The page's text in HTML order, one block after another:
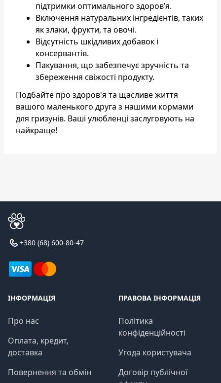
підтримки оптимального здоров’я.
Включення натуральних інгредієнтів, таких
як злаки, фрукти, та овочі.
Відсутність шкідливих добавок і
консервантів.
Пакування, що забезпечує зручність та
збереження свіжості продукту.
Подбайте про здоров'я та щасливе життя
вашого маленького друга з нашими кормами
для гризунів. Ваші улюбленці заслуговують на
найкраще!
+380 (68) 600-80-47
ІНФОРМАЦІЯ
Про нас
Оплата, кредит,
доставка
Повернення та обмін
ПРАВОВА ІНФОРМАЦІЯ
Політика
конфіденційності
Угода користувача
Договір публічної